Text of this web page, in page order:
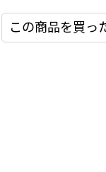
この商品を買っ